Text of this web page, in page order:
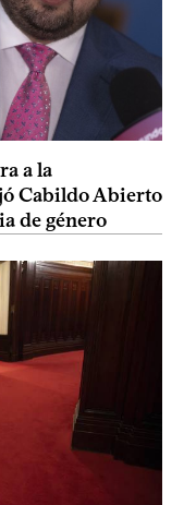
a la
Cabildo Abierto
de género